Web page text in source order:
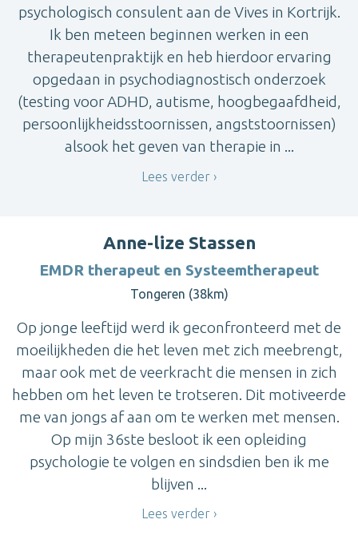
psychologisch consulent aan de Vives in Kortrijk.
Ik ben meteen beginnen werken in een
therapeutenpraktijk en heb hierdoor ervaring
opgedaan in psychodiagnostisch onderzoek
(testing voor ADHD, autisme, hoogbegaafdheid,
persoonlijkheidsstoornissen, angststoornissen)
alsook het geven van therapie in ...
Lees verder
Anne-lize Stassen
EMDR therapeut en Systeemtherapeut
Tongeren (38km)
Op jonge leeftijd werd ik geconfronteerd met de
moeilijkheden die het leven met zich meebrengt,
maar ook met de veerkracht die mensen in zich
hebben om het leven te trotseren. Dit motiveerde
me van jongs af aan om te werken met mensen.
Op mijn 36ste besloot ik een opleiding
psychologie te volgen en sindsdien ben ik me
blijven ...
Lees verder